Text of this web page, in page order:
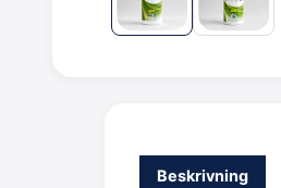
Beskrivning